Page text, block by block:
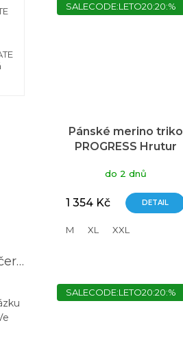
Taštička HUSKY Malla 1 l černá
SALECODE:LETO20:20:%
Pánské merino triko
PROGRESS Hrutur
do 2 dnů
1 354 Kč DETAIL
M XL XXL
SALECODE:LETO20:20:%